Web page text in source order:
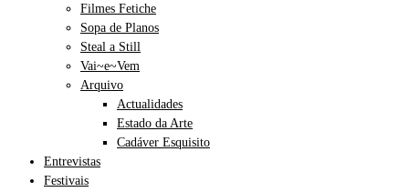
Filmes Fetiche
Sopa de Planos
Steal a Still
Vai~e~Vem
Arquivo
Actualidades
Estado da Arte
Cadáver Esquisito
Entrevistas
Festivais